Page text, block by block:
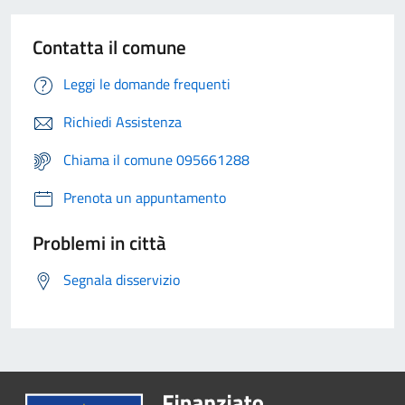
Contatta il comune
Leggi le domande frequenti
Richiedi Assistenza
Chiama il comune 095661288
Prenota un appuntamento
Problemi in città
Segnala disservizio